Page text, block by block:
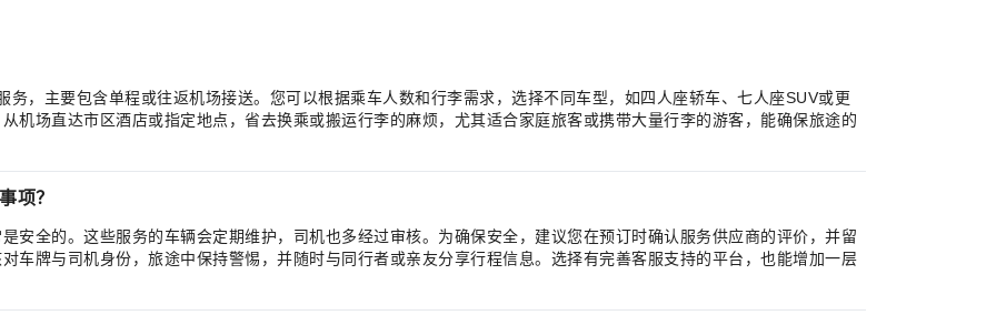
，主要包含单程或往返机场接送。您可以根据乘车人数和行李需求，选择不同车型，如四人座轿车、七人座SUV或更
机场直达市区酒店或指定地点，省去换乘或搬运行李的麻烦，尤其适合家庭旅客或携带大量行李的游客，能确保旅途的
项？
安全的。这些服务的车辆会定期维护，司机也多经过审核。为确保安全，建议您在预订时确认服务供应商的评价，并留
车牌与司机身份，旅途中保持警惕，并随时与同行者或亲友分享行程信息。选择有完善客服支持的平台，也能增加一层